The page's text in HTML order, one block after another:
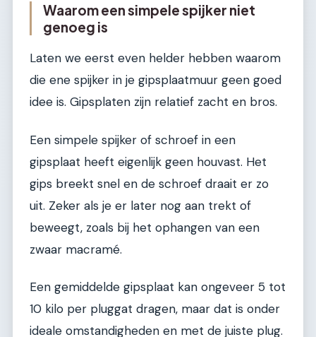
Waarom een simpele spijker niet
genoeg is
Laten we eerst even helder hebben waarom
die ene spijker in je gipsplaatmuur geen goed
idee is. Gipsplaten zijn relatief zacht en bros.
Een simpele spijker of schroef in een
gipsplaat heeft eigenlijk geen houvast. Het
gips breekt snel en de schroef draait er zo
uit. Zeker als je er later nog aan trekt of
beweegt, zoals bij het ophangen van een
zwaar macramé.
Een gemiddelde gipsplaat kan ongeveer 5 tot
10 kilo per pluggat dragen, maar dat is onder
ideale omstandigheden en met de juiste plug.